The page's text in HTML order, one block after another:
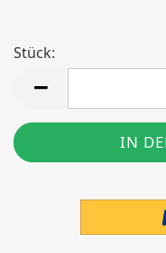
Stück: